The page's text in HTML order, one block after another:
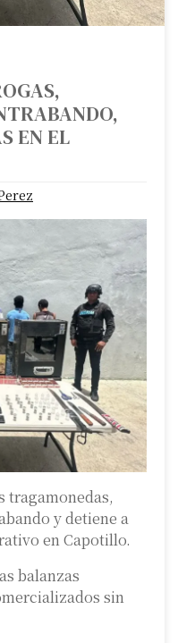
EN EL
tragamonedas,
y detiene a
en Capotillo.
balanzas
sin